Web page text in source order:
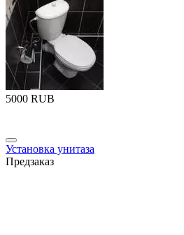
‍5000‍ RUB
Установка унитаза
Предзаказ